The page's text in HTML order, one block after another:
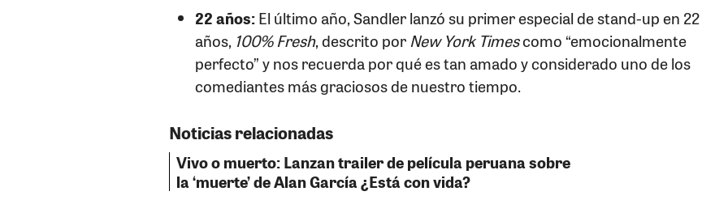
22 años:El último año, Sandler lanzó su primer especial de stand-up en 22
años, 100% Fresh, descrito por New York Timescomo “emocionalmente
perfecto” y nos recuerda por qué es tan amado y considerado uno de los
comediantes más graciosos de nuestro tiempo.
Noticias relacionadas
Vivo o muerto: Lanzan trailer de película peruana sobre
la ‘muerte’ de Alan García ¿Está con vida?